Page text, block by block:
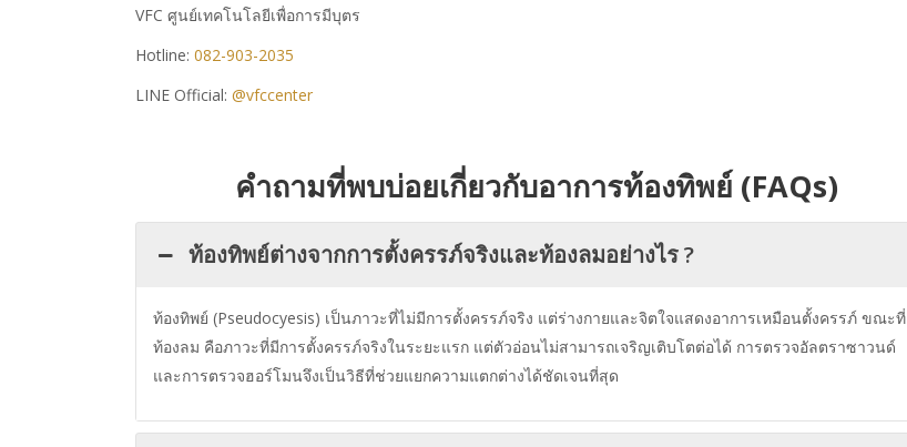
VFC ศูนย์เทคโนโลยีเพื่อการมีบุตร
Hotline: 082-903-2035
LINE Official: @vfccenter
คำถามที่พบบ่อยเกี่ยวกับอาการท้องทิพย์(FAQs)
ท้องทิพย์ต่างจากการตั้งครรภ์จริงและท้องลมอย่างไร ?
ท้องทิพย์ (Pseudocyesis) เป็นภาวะที่ไม่มีการตั้งครรภ์จริง แต่ร่างกายและจิตใจแสดงอาการเหมือนตั้งครรภ์ ขณะที่
ท้องลม คือภาวะที่มีการตั้งครรภ์จริงในระยะแรก แต่ตัวอ่อนไม่สามารถเจริญเติบโตต่อได้ การตรวจอัลตราซาวนด์
และการตรวจฮอร์โมนจึงเป็นวิธีที่ช่วยแยกความแตกต่างได้ชัดเจนที่สุด